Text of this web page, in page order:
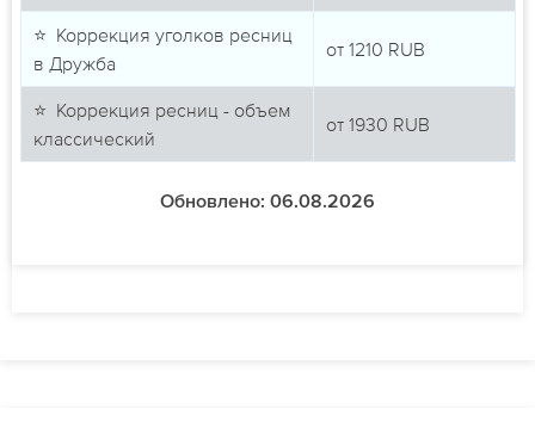
⭐ Коррекция уголков ресниц
в Дружба
от 1210 RUB
⭐ Коррекция ресниц - объем
классический
от 1930 RUB
Обновлено: 06.08.2026